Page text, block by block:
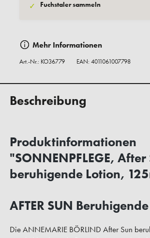
✓ Fuchstaler sammeln
Mehr Informationen
Art.-Nr.: KO36779 EAN: 4011061007798
Beschreibung
Produktinformationen
"SONNENPFLEGE, After
beruhigende Lotion,
AFTER SUN
Die ANNEMARIE BÖRLIND After Sun